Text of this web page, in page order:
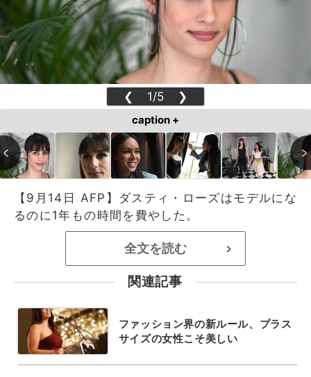
❮ 1/5 ❯
caption +
【9月14日 AFP】ダスティ・ローズはモデルにな
るのに1年もの時間を費やした。
全文を読む >
関連記事
ファッション界の新ルール、プラス
サイズの女性こそ美しい